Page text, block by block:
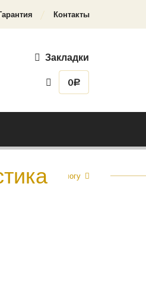
Контакты
Закладки
0Р
Назад к каталогу